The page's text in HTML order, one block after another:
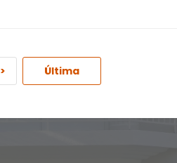
> Última